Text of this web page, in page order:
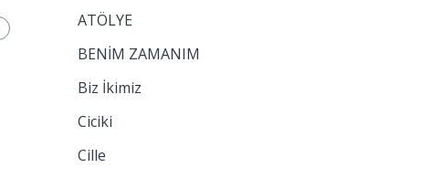
ATÖLYE
BENİM ZAMANIM
Biz İkimiz
Ciciki
Cille